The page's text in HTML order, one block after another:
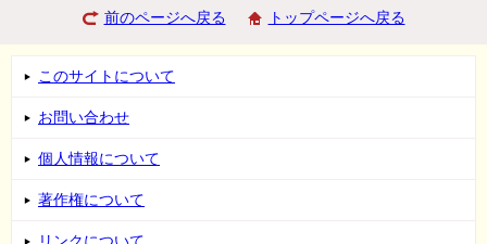
前のページへ戻る トップページへ戻る
このサイトについて
お問い合わせ
個人情報について
著作権について